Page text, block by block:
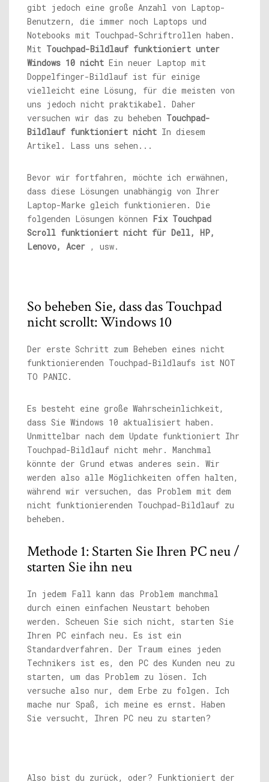
gibt jedoch eine große Anzahl von Laptop-
Benutzern, die immer noch Laptops und
Notebooks mit Touchpad-Schriftrollen haben.
Mit Touchpad-Bildlauf funktioniert unter
Windows 10 nicht Ein neuer Laptop mit
Doppelfinger-Bildlauf ist für einige
vielleicht eine Lösung, für die meisten von
uns jedoch nicht praktikabel. Daher
versuchen wir das zu beheben Touchpad-
Bildlauf funktioniert nicht In diesem
Artikel. Lass uns sehen...
Bevor wir fortfahren, möchte ich erwähnen,
dass diese Lösungen unabhängig von Ihrer
Laptop-Marke gleich funktionieren. Die
folgenden Lösungen können Fix Touchpad
Scroll funktioniert nicht für Dell, HP,
Lenovo, Acer , usw.
So beheben Sie, dass das Touchpad
nicht scrollt: Windows 10
Der erste Schritt zum Beheben eines nicht
funktionierenden Touchpad-Bildlaufs ist NOT
TO PANIC.
Es besteht eine große Wahrscheinlichkeit,
dass Sie Windows 10 aktualisiert haben.
Unmittelbar nach dem Update funktioniert Ihr
Touchpad-Bildlauf nicht mehr. Manchmal
könnte der Grund etwas anderes sein. Wir
werden also alle Möglichkeiten offen halten,
während wir versuchen, das Problem mit dem
nicht funktionierenden Touchpad-Bildlauf zu
beheben.
Methode 1: Starten Sie Ihren PC neu /
starten Sie ihn neu
In jedem Fall kann das Problem manchmal
durch einen einfachen Neustart behoben
werden. Scheuen Sie sich nicht, starten Sie
Ihren PC einfach neu. Es ist ein
Standardverfahren. Der Traum eines jeden
Technikers ist es, den PC des Kunden neu zu
starten, um das Problem zu lösen. Ich
versuche also nur, dem Erbe zu folgen. Ich
mache nur Spaß, ich meine es ernst. Haben
Sie versucht, Ihren PC neu zu starten?
Also bist du zurück, oder? Funktioniert der